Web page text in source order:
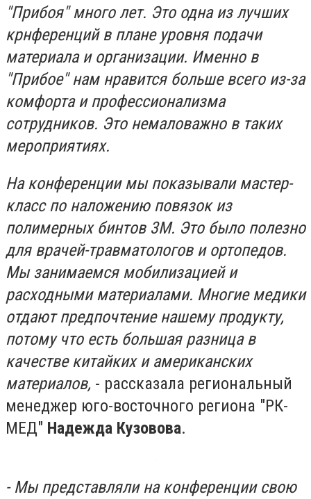
"Прибоя" много лет. Это одна из лучших
крнференций в плане уровня подачи
материала и организации. Именно в
"Прибое" нам нравится больше всего из-за
комфорта и профессионализма
сотрудников. Это немаловажно в таких
мероприятиях.
На конференции мы показывали мастер-
класс по наложению повязок из
полимерных бинтов 3М. Это было полезно
для врачей-травматологов и ортопедов.
Мы занимаемся мобилизацией и
расходными материалами. Многие медики
отдают предпочтение нашему продукту,
потому что есть большая разница в
качестве китайких и американских
материалов, - рассказала региональный
менеджер юго-восточного региона "РК-
МЕД" Надежда Кузовова.
- Мы представляли на конференции свою